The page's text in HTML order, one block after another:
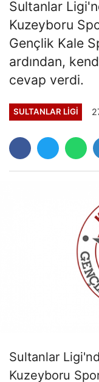
Sultanlar
Kuzeyboru
Gençlik Kale
ardından,
cevap verdi.
SULTANLAR LIGI
Sultanlar
Kuzeyboru